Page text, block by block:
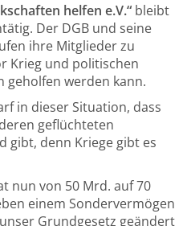
helfen e.V.“bleibt
Der DGB und seine
ihre Mitglieder zu
Krieg und politischen
geholfen werden kann.
in dieser Situation, dass
geflüchteten
gibt, denn Kriege gibt es
nun von 50 Mrd. auf 70
einem Sondervermögen
Grundgesetz geändert